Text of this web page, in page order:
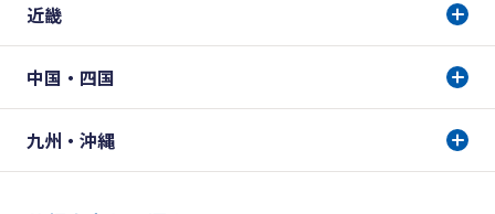
近畿
中国・四国
九州・沖縄